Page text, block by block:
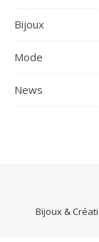
Bijoux
Mode
News
Bijoux &